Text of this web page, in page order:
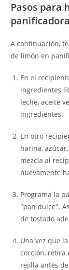
Pasos para
panificadora
A continuación,
de limón en
En el
ingredientes
leche, aceite
ingredientes.
En otro
harina,
mezcla al
nuevamente
Programa la
"pan dulce".
de tostado
Una vez que
cocción,
rejilla antes